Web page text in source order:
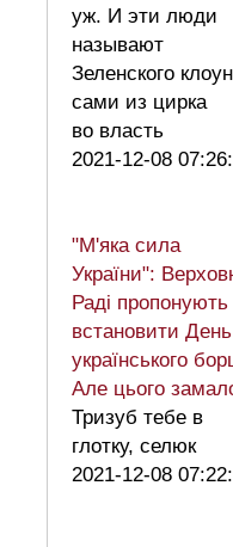
уж. И эти люди
называют
Зеленского
сами из цирка
во власть
2021-12-08
"М'яка сила
України":
Раді пропонують
встановити День
українського
Але цього
Тризуб тебе в
глотку, селюк
2021-12-08